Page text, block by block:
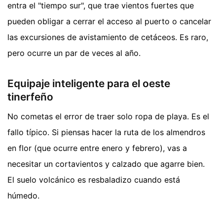
entra el "tiempo sur", que trae vientos fuertes que
pueden obligar a cerrar el acceso al puerto o cancelar
las excursiones de avistamiento de cetáceos. Es raro,
pero ocurre un par de veces al año.
Equipaje inteligente para el oeste
tinerfeño
No cometas el error de traer solo ropa de playa. Es el
fallo típico. Si piensas hacer la ruta de los almendros
en flor (que ocurre entre enero y febrero), vas a
necesitar un cortavientos y calzado que agarre bien.
El suelo volcánico es resbaladizo cuando está
húmedo.